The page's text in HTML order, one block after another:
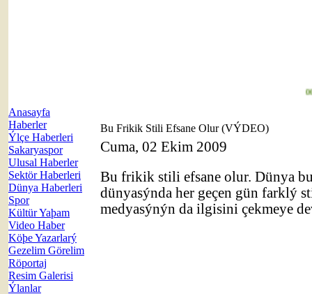
Anasayfa
Haberler
Ýlçe Haberleri
Sakaryaspor
Ulusal Haberler
Sektör Haberleri
Dünya Haberleri
Spor
Kültür Yaþam
Video Haber
Köþe Yazarlarý
Gezelim Görelim
Röportaj
Resim Galerisi
Ýlanlar
Bu Frikik Stili Efsane Olur (VÝDEO)
Cuma, 02 Ekim 2009
Bu frikik stili efsane olur. Dünya
dünyasýnda her geçen gün farklý
medyasýnýn da ilgisini çekmeye